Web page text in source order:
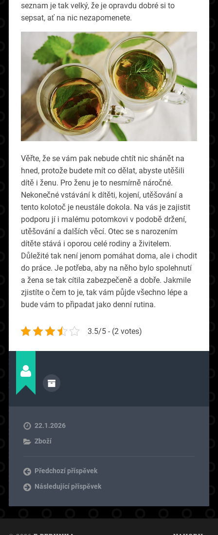
seznam je tak velký, že je opravdu dobré si to
sepsat, ať na nic nezapomenete.
Věřte, že se vám pak nebude chtít nic shánět na
hned, protože budete mít co dělat, abyste utěšili
dítě i ženu. Pro ženu je to nesmírně náročné.
Nekonečné vstávání k dítěti, kojení, utěšování a
tento kolotoč je neustále dokola. Na vás je zajistit
podporu jí i malému potomkovi v podobě držení,
utěšování a dalších věcí. Otec se s narozením
dítěte stává i oporou celé rodiny a živitelem.
Důležité tak není jenom pomáhat doma, ale i chodit
do práce. Je potřeba, aby na něho bylo spolehnutí
a žena se tak cítila zabezpečeně a dobře. Jakmile
zjistíte o čem to je, tak vám půjde všechno lépe a
bude vám to připadat jako denní rutina.
3.5/5 - (2 votes)
22.1.2026
Zboží
Předchozí příspěvek
Následující příspěvek